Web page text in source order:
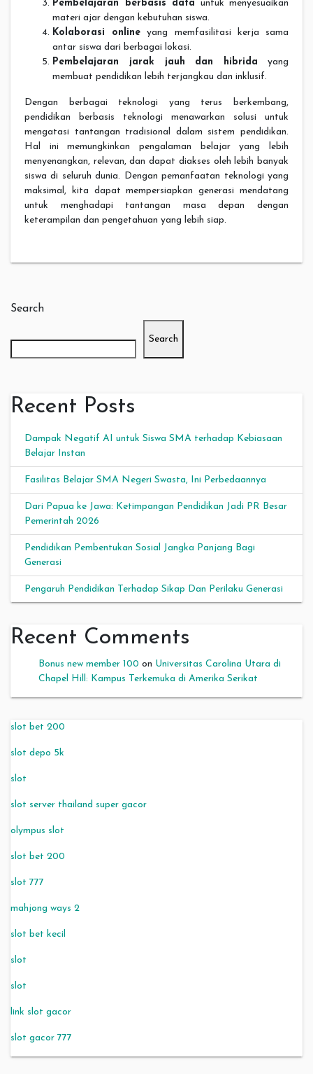
Pembelajaran berbasis data untuk menyesuaikan
materi ajar dengan kebutuhan siswa.
Kolaborasi online yang memfasilitasi kerja sama
antar siswa dari berbagai lokasi.
Pembelajaran jarak jauh dan hibrida yang
membuat pendidikan lebih terjangkau dan inklusif.
Dengan berbagai teknologi yang terus berkembang,
pendidikan berbasis teknologi menawarkan solusi untuk
mengatasi tantangan tradisional dalam sistem pendidikan.
Hal ini memungkinkan pengalaman belajar yang lebih
menyenangkan, relevan, dan dapat diakses oleh lebih banyak
siswa di seluruh dunia. Dengan pemanfaatan teknologi yang
maksimal, kita dapat mempersiapkan generasi mendatang
untuk menghadapi tantangan masa depan dengan
keterampilan dan pengetahuan yang lebih siap.
Search
Search
Recent Posts
Dampak Negatif AI untuk Siswa SMA terhadap Kebiasaan
Belajar Instan
Fasilitas Belajar SMA Negeri Swasta, Ini Perbedaannya
Dari Papua ke Jawa: Ketimpangan Pendidikan Jadi PR Besar
Pemerintah 2026
Pendidikan Pembentukan Sosial Jangka Panjang Bagi
Generasi
Pengaruh Pendidikan Terhadap Sikap Dan Perilaku Generasi
Recent Comments
Bonus new member 100 on Universitas Carolina Utara di
Chapel Hill: Kampus Terkemuka di Amerika Serikat
slot bet 200
slot depo 5k
slot
slot server thailand super gacor
olympus slot
slot bet 200
slot 777
mahjong ways 2
slot bet kecil
slot
slot
link slot gacor
slot gacor 777